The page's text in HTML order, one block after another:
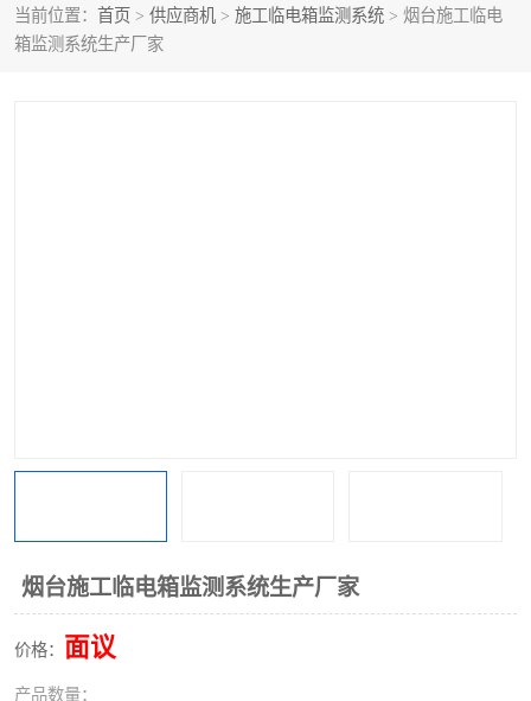
当前位置： 首页 > 供应商机 > 施工临电箱监测系统 > 烟台施工临电
箱监测系统生产厂家
烟台施工临电箱监测系统生产厂家
价格： 面议
产品数量：